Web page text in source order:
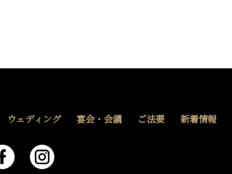
ウェディング 宴会・会議 ご法要 新着情報